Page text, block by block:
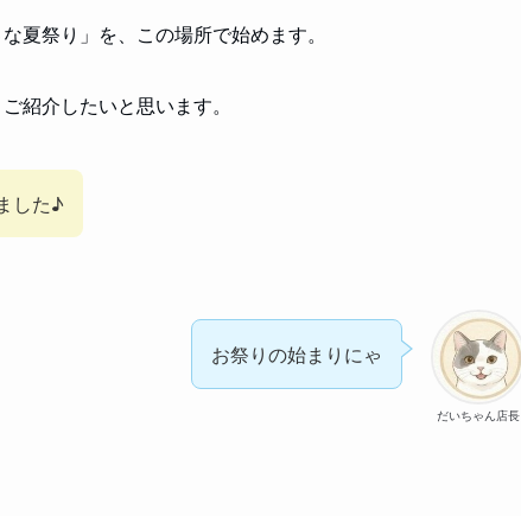
夏祭り」を、この場所で始めます。
紹介したいと思います。
した♪
だいちゃん店長
お祭りの始まりにゃ